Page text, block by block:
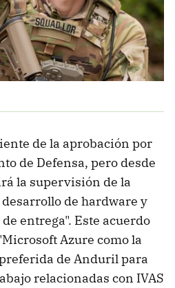
de la aprobación por
de Defensa, pero desde
la supervisión de la
de hardware y
entrega". Este acuerdo
Azure como la
de Anduril para
relacionadas con IVAS